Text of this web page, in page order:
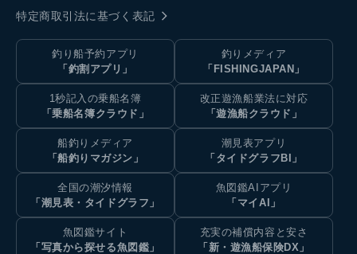
特定商取引法に基づく表記
釣り船予約アプリ
「釣割アプリ」
釣りメディア
「FISHINGJAPAN」
1秒記入の乗船名簿
「乗船名簿クラウド」
改正遊漁船業法に対応
「遊漁船クラウド」
船釣りメディア
「船釣りマガジン」
潮見表アプリ
「タイドグラフBI」
全国の潮汐情報
「潮見表・タイドグラフ」
魚図鑑AIアプリ
「マイAI」
魚図鑑サイト
「写真から探せる魚図鑑」
充実の補償内容と安さ
「新・遊漁船保険DX」